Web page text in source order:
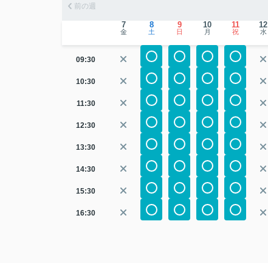
前の週
7
金
8
土
9
日
10
月
11
祝
12
水
09:30
10:30
11:30
12:30
13:30
14:30
15:30
16:30